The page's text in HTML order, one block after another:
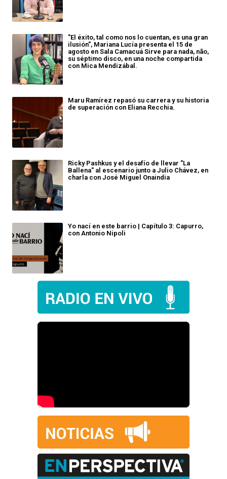
"El éxito, tal como nos lo cuentan, es una gran
ilusión", Mariana Lucía presenta el 15 de
agosto en Sala Camacuá Sirve para nada, não,
su séptimo disco, en una noche compartida
con Mica Mendizábal.
Maru Ramírez repasó su carrera y su historia
de superación con Eliana Recchia.
Ricky Pashkus y el desafío de llevar "La
Ballena" al escenario junto a Julio Chávez, en
charla con José Miguel Onaindia
Yo nací en este barrio | Capítulo 3: Capurro,
con Antonio Nipoli